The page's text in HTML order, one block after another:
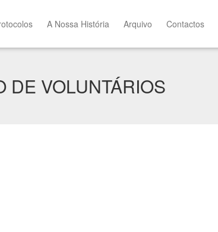
A Nossa História Arquivo Contactos
DE VOLUNTÁRIOS